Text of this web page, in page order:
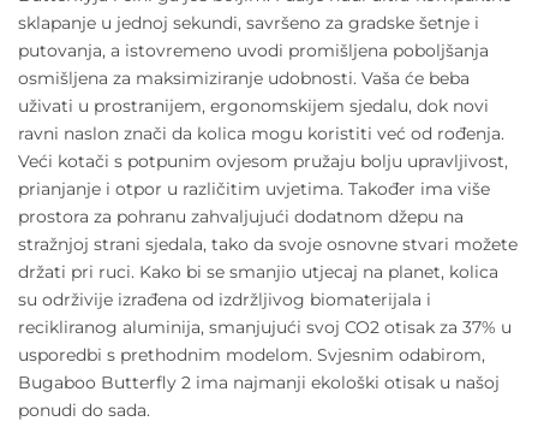
sklapanje u jednoj sekundi, savršeno za gradske šetnje i
putovanja, a istovremeno uvodi promišljena poboljšanja
osmišljena za maksimiziranje udobnosti. Vaša će beba
uživati ​​u prostranijem, ergonomskijem sjedalu, dok novi
ravni naslon znači da kolica mogu koristiti već od rođenja.
Veći kotači s potpunim ovjesom pružaju bolju upravljivost,
prianjanje i otpor u različitim uvjetima. Također ima više
prostora za pohranu zahvaljujući dodatnom džepu na
stražnjoj strani sjedala, tako da svoje osnovne stvari možete
držati pri ruci. Kako bi se smanjio utjecaj na planet, kolica
su održivije izrađena od izdržljivog biomaterijala i
recikliranog aluminija, smanjujući svoj CO2 otisak za 37% u
usporedbi s prethodnim modelom. Svjesnim odabirom,
Bugaboo Butterfly 2 ima najmanji ekološki otisak u našoj
ponudi do sada.